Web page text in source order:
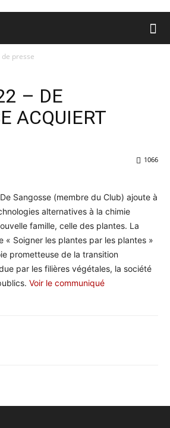
presse
– DE
ACQUIERT
1066
Sangosse (membre du Club) ajoute à
alternatives à la chimie
famille, celle des plantes. La
« Soigner les plantes par les plantes »
prometteuse de la transition
par les filières végétales, la société
Voir le communiqué